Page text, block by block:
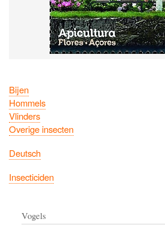
Bijen
Hommels
Vlinders
Overige insecten
Deutsch
Insecticiden
Vogels